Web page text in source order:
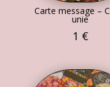
Carte message –
unie
1 €